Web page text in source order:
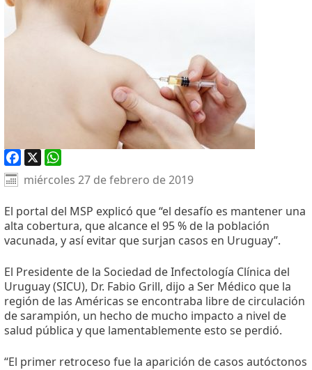
Facebook
X WhatsApp
miércoles 27 de febrero de 2019
El portal del MSP explicó que “el desafío es mantener una
alta cobertura, que alcance el 95 % de la población
vacunada, y así evitar que surjan casos en Uruguay”.
El Presidente de la Sociedad de Infectología Clínica del
Uruguay (SICU), Dr. Fabio Grill, dijo a Ser Médico que la
región de las Américas se encontraba libre de circulación
de sarampión, un hecho de mucho impacto a nivel de
salud pública y que lamentablemente esto se perdió.
“El primer retroceso fue la aparición de casos autóctonos